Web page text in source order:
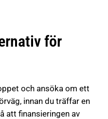
för
och ansöka om ett
innan du träffar en
att finansieringen av